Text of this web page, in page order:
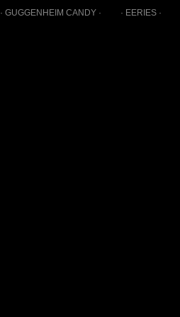
· GUGGENHEIM CANDY · · EERIES ·